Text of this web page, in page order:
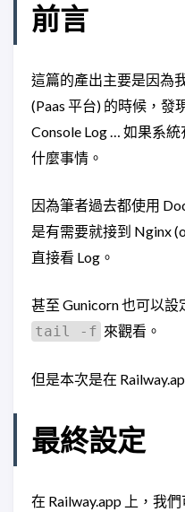
前言
這篇的產出主要是因為
(Paas 平台) 的時候，發
Console Log … 如果系
什麼事情。
因為筆者過去都使用
是有需要就接到 Nginx
直接看 Log。
甚至 Gunicorn 也可以
tail -f 來觀看。
但是本次是在
最終設定
在 Railway.app 上，我